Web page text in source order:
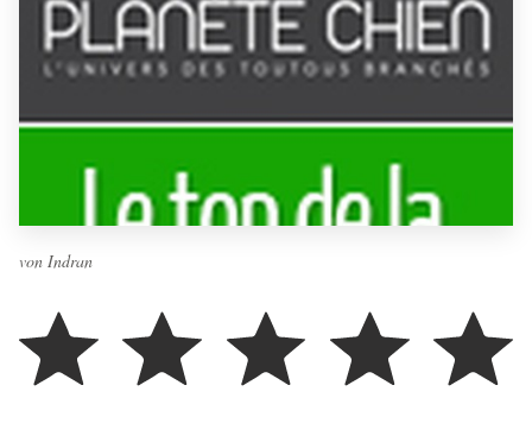
von Indran